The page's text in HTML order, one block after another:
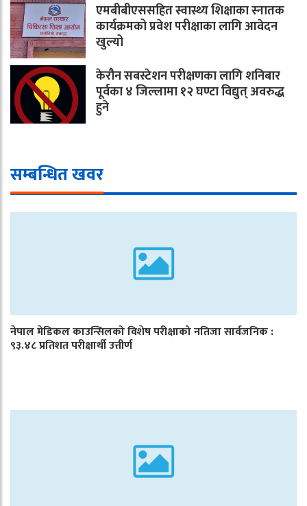
एमबीबीएससहित स्वास्थ्य शिक्षाका स्नातक
कार्यक्रमको प्रवेश परीक्षाका लागि आवेदन
खुल्यो
केरौन सबस्टेशन परीक्षणका लागि शनिबार
पूर्वका ४ जिल्लामा १२ घण्टा विद्युत् अवरुद्ध
हुने
सम्बन्धित खवर
नेपाल मेडिकल काउन्सिलको विशेष परीक्षाको नतिजा सार्वजनिक :
९३.४८ प्रतिशत परीक्षार्थी उत्तीर्ण